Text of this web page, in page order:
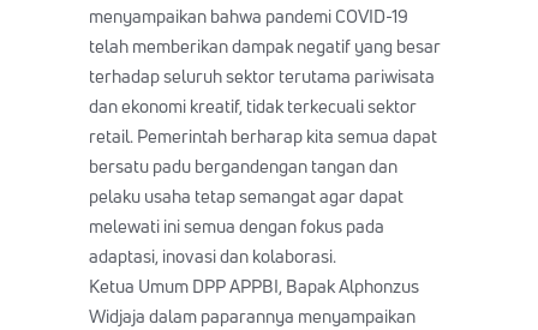
menyampaikan bahwa pandemi COVID-19
telah memberikan dampak negatif yang besar
terhadap seluruh sektor terutama pariwisata
dan ekonomi kreatif, tidak terkecuali sektor
retail. Pemerintah berharap kita semua dapat
bersatu padu bergandengan tangan dan
pelaku usaha tetap semangat agar dapat
melewati ini semua dengan fokus pada
adaptasi, inovasi dan kolaborasi.
Ketua Umum DPP APPBI, Bapak Alphonzus
Widjaja dalam paparannya menyampaikan